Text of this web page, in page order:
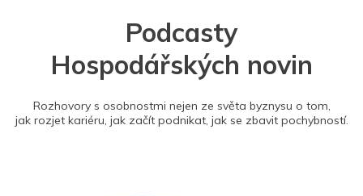
Podcasty
Hospodářských novin
Rozhovory s osobnostmi nejen ze světa byznysu o tom,
jak rozjet kariéru, jak začít podnikat, jak se zbavit pochybností.